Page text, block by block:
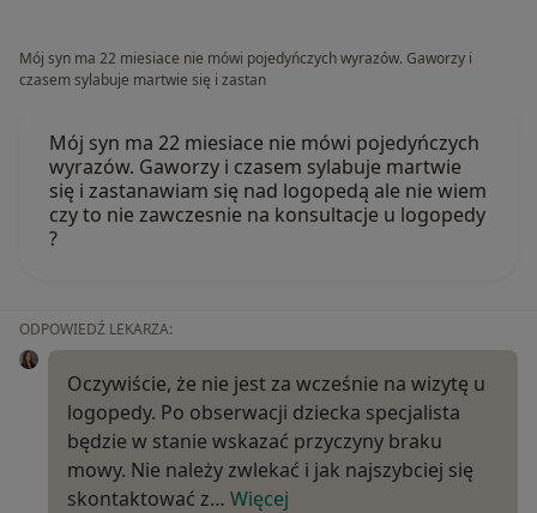
Mój syn ma 22 miesiace nie mówi pojedyńczych wyrazów. Gaworzy i
czasem sylabuje martwie się i zastan
Mój syn ma 22 miesiace nie mówi pojedyńczych
wyrazów. Gaworzy i czasem sylabuje martwie
się i zastanawiam się nad logopedą ale nie wiem
czy to nie zawczesnie na konsultacje u logopedy
?
ODPOWIEDŹ LEKARZA:
Oczywiście, że nie jest za wcześnie na wizytę u
logopedy. Po obserwacji dziecka specjalista
będzie w stanie wskazać przyczyny braku
mowy. Nie należy zwlekać i jak najszybciej się
skontaktować z… Więcej